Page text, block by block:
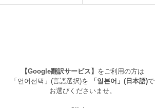
【Google翻訳サービス】 をご利用の方は
「언어선택」(言語選択)を
「일본어」(日本語)で
お選びくださいませ。